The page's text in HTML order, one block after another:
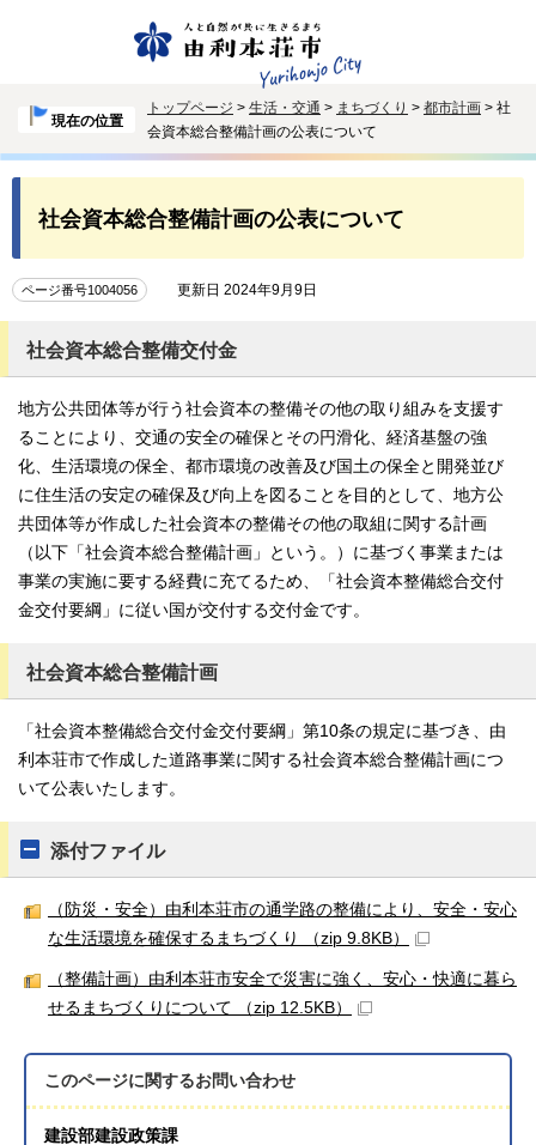
現在の位置
トップページ > 生活・交通 > まちづくり > 都市計画 > 社
会資本総合整備計画の公表について
社会資本総合整備計画の公表について
ページ番号1004056 更新日 2024年9月9日
社会資本総合整備交付金
地方公共団体等が行う社会資本の整備その他の取り組みを支援す
ることにより、交通の安全の確保とその円滑化、経済基盤の強
化、生活環境の保全、都市環境の改善及び国土の保全と開発並び
に住生活の安定の確保及び向上を図ることを目的として、地方公
共団体等が作成した社会資本の整備その他の取組に関する計画
（以下「社会資本総合整備計画」という。）に基づく事業または
事業の実施に要する経費に充てるため、「社会資本整備総合交付
金交付要綱」に従い国が交付する交付金です。
社会資本総合整備計画
「社会資本整備総合交付金交付要綱」第10条の規定に基づき、由
利本荘市で作成した道路事業に関する社会資本総合整備計画につ
いて公表いたします。
添付ファイル
（防災・安全）由利本荘市の通学路の整備により、安全・安心
な生活環境を確保するまちづくり （zip 9.8KB）
（整備計画）由利本荘市安全で災害に強く、安心・快適に暮ら
せるまちづくりについて （zip 12.5KB）
このページに関するお問い合わせ
建設部建設政策課